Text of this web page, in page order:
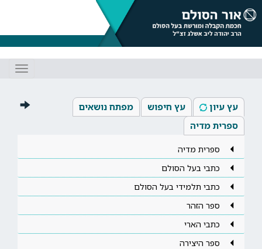
עץ עיון עץ חיפוש
מפתח נושאים
ספרית מדיה
ספרית מדיה
כתבי בעל הסולם
כתבי תלמידי בעל הסולם
ספר הזהר
כתבי הארי
ספר היצירה